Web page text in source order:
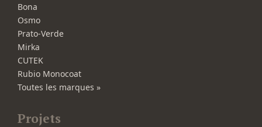
Bona
Osmo
Prato-Verde
Mirka
CUTEK
Rubio Monocoat
Toutes les marques »
Projets